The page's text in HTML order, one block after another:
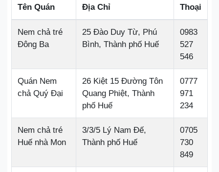
Tên Quán Địa Chỉ
Thoại
Nem chả tré
Đông Ba
25 Đào Duy Từ, Phú
Bình, Thành phố Huế
0983
527
546
Quán Nem
chả Quý Đại
26 Kiệt 15 Đường Tôn
Quang Phiệt, Thành
phố Huế
0777
971
234
Nem chả tré
Huế nhà Mon
3/3/5 Lý Nam Đế,
Thành phố Huế
0705
730
849